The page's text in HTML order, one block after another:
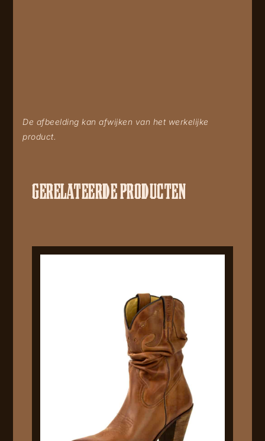
De afbeelding kan afwijken van het werkelijke
product.
GERELATEERDE PRODUCTEN